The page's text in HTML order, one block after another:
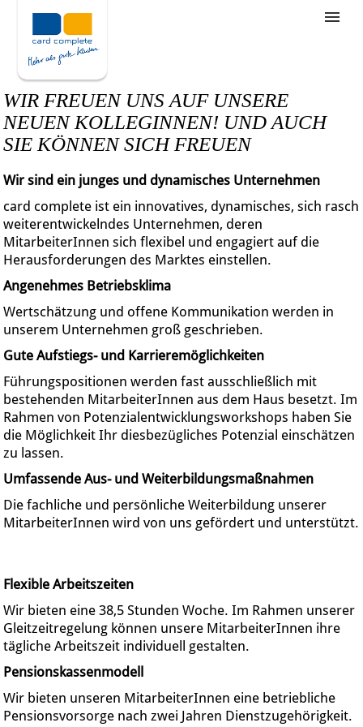
Stellenangebote
Unternehmensziele
Was wir bieten
Wie bewerbe ich mich
WIR FREUEN UNS AUF UNSERE
NEUEN KOLLEGINNEN! UND AUCH
SIE KÖNNEN SICH FREUEN
Wir sind ein junges und dynamisches Unternehmen
card complete ist ein innovatives, dynamisches, sich rasch
weiterentwickelndes Unternehmen, deren
MitarbeiterInnen sich flexibel und engagiert auf die
Herausforderungen des Marktes einstellen.
Angenehmes Betriebsklima
Wertschätzung und offene Kommunikation werden in
unserem Unternehmen groß geschrieben.
Gute Aufstiegs- und Karrieremöglichkeiten
Führungspositionen werden fast ausschließlich mit
bestehenden MitarbeiterInnen aus dem Haus besetzt. Im
Rahmen von Potenzialentwicklungsworkshops haben Sie
die Möglichkeit Ihr diesbezügliches Potenzial einschätzen
zu lassen.
Umfassende Aus- und Weiterbildungsmaßnahmen
Die fachliche und persönliche Weiterbildung unserer
MitarbeiterInnen wird von uns gefördert und unterstützt.
Flexible Arbeitszeiten
Wir bieten eine 38,5 Stunden Woche. Im Rahmen unserer
Gleitzeitregelung können unsere MitarbeiterInnen ihre
tägliche Arbeitszeit individuell gestalten.
Pensionskassenmodell
Wir bieten unseren MitarbeiterInnen eine betriebliche
Pensionsvorsorge nach zwei Jahren Dienstzugehörigkeit.